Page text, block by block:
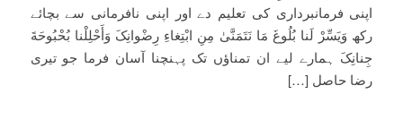
اپنی فرمانبرداری کی تعلیم دے اور اپنی نافرمانی سے بچائے
رکھ وَیَسِّرْ لَنا بُلُوغَ مَا نَتَمَنَّیٰ مِنِ ابْتِغاءِ رِضْوانِکَ وَأَحْلِلْنا بُحْبُوحَةَ
جِنانِکَ ہمارے لیے ان تمناؤں تک پہنچنا آسان فرما جو تیری
رضا حاصل […]